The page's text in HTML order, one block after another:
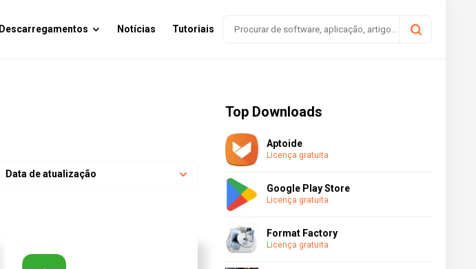
Descarregamentos Notícias Tutoriais
Data de atualização
Top Downloads
Aptoide
Licença gratuita
Google Play Store
Licença gratuita
Format Factory
Licença gratuita